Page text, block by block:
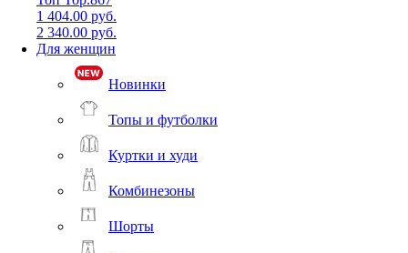
1 404.00 руб.
2 340.00 руб.
Для женщин
Новинки
Топы и футболки
Куртки и худи
Комбинезоны
Шорты